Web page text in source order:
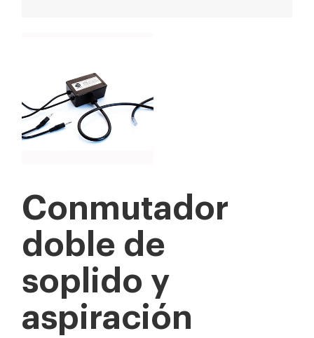
Conmutador
doble de
soplido y
aspiración